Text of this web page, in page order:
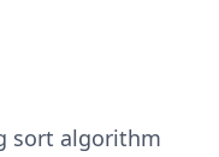
sort algorithm